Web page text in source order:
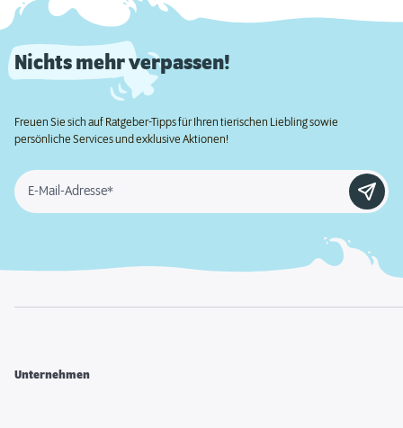
Nichts mehr verpassen!
Freuen Sie sich auf Ratgeber-Tipps für Ihren tierischen Liebling sowie
persönliche Services und exklusive Aktionen!
E-Mail-Adresse*
Unternehmen